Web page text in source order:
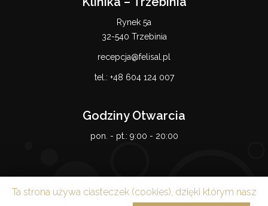
Rynek 5a
32-540 Trzebinia
recepcja@felisal.pl
tel.: +48 604 124 007
Godziny Otwarcia
pon. - pt.: 9:00 - 20:00
Ta strona używa ciasteczek (cookies), dzięki którym nasz